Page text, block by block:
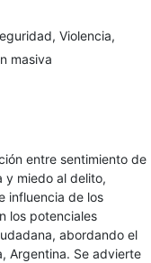
Violencia,
masiva
entre sentimiento de
y miedo al delito,
influencia de los
los potenciales
abordando el
Argentina. Se advierte